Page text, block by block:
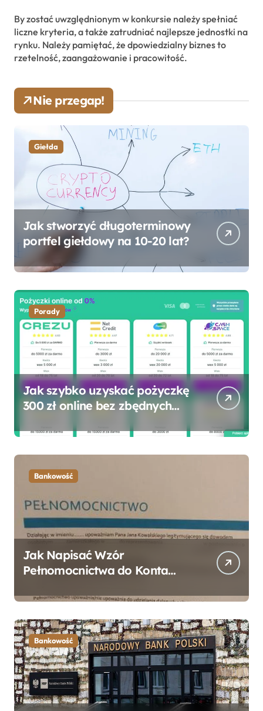
By zostać uwzględnionym w konkursie należy spełniać
liczne kryteria, a także zatrudniać najlepsze jednostki na
rynku. Należy pamiętać, że dpowiedzialny biznes to
rzetelność, zaangażowanie i pracowitość.
Nie przegap!
Giełda
Jak stworzyć długoterminowy
portfel giełdowy na 10-20 lat?
Porady
Jak szybko uzyskać pożyczkę
300 zł online bez zbędnych
Bankowość
Jak Napisać Wzór
Pełnomocnictwa do Konta
Przewodnik
Bankowość